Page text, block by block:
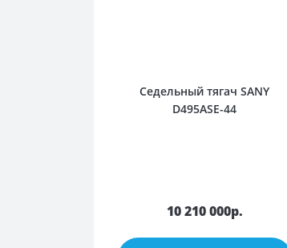
Седельный тягач SANY
D495ASE-44
10 210 000р.